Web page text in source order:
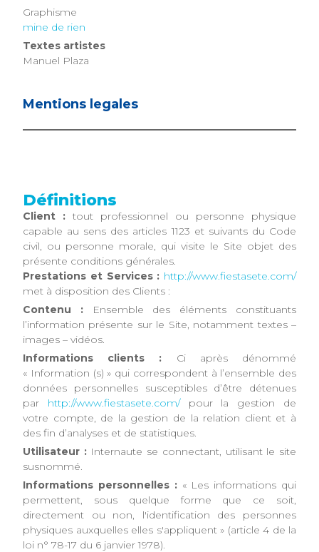
Graphisme
mine de rien
Textes artistes
Manuel Plaza
Mentions legales
Définitions
Client : tout professionnel ou personne physique
capable au sens des articles 1123 et suivants du Code
civil, ou personne morale, qui visite le Site objet des
présente conditions générales.
Prestations et Services : http://www.fiestasete.com/
met à disposition des Clients :
Contenu :Ensemble des éléments constituants
l’information présente sur le Site, notamment textes –
images – vidéos.
Informations clients : Ci après dénommé
« Information (s) » qui correspondent à l’ensemble des
données personnelles susceptibles d’être détenues
par http://www.fiestasete.com/pour la gestion de
votre compte, de la gestion de la relation client et à
des fin d’analyses et de statistiques.
Utilisateur :Internaute se connectant, utilisant le site
susnommé.
Informations personnelles :« Les informations qui
permettent, sous quelque forme que ce soit,
directement ou non, l'identification des personnes
physiques auxquelles elles s'appliquent » (article 4 de la
loi n° 78-17 du 6 janvier 1978).